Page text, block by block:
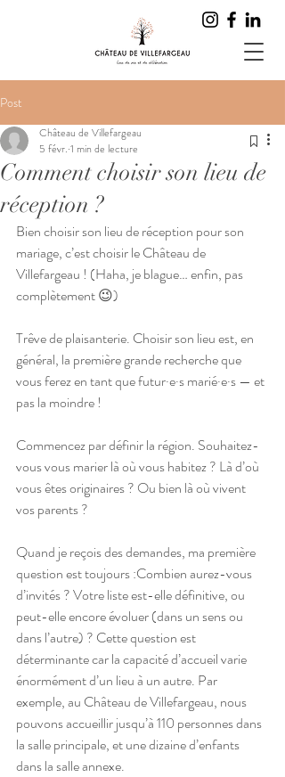
Post
Comment choisir son lieu de
réception ?
Château de Villefargeau
5 févr. 1 min de lecture
Bien choisir son lieu de réception pour son
mariage, c’est choisir le Château de
Villefargeau ! (Haha, je blague… enfin, pas
complètement 😉)
Trêve de plaisanterie. Choisir son lieu est, en
général, la première grande recherche que
vous ferez en tant que futur·e·s marié·e·s — et
pas la moindre !
Commencez par définir la région. Souhaitez-
vous vous marier là où vous habitez ? Là d’où
vous êtes originaires ? Ou bien là où vivent
vos parents ?
Quand je reçois des demandes, ma première
question est toujours :Combien aurez-vous
d’invités ? Votre liste est-elle définitive, ou
peut-elle encore évoluer (dans un sens ou
dans l’autre) ? Cette question est
déterminante car la capacité d’accueil varie
énormément d’un lieu à un autre. Par
exemple, au Château de Villefargeau, nous
pouvons accueillir jusqu’à 110 personnes dans
la salle principale, et une dizaine d’enfants
dans la salle annexe.